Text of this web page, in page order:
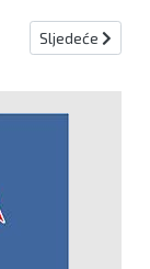
Sljedeći
Sljedeće